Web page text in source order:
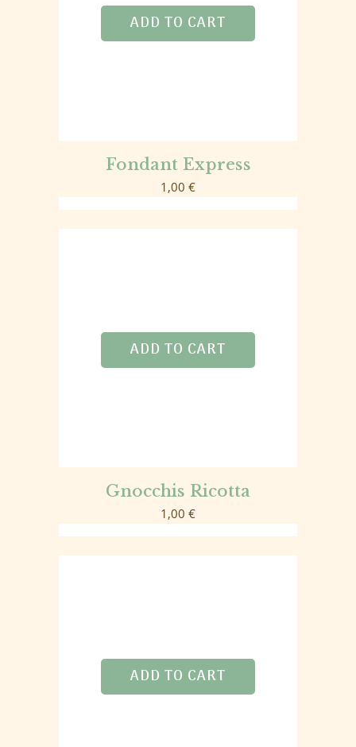
ADD TO CART
Fondant Express
1,00 €
ADD TO CART
Gnocchis Ricotta
1,00 €
ADD TO CART